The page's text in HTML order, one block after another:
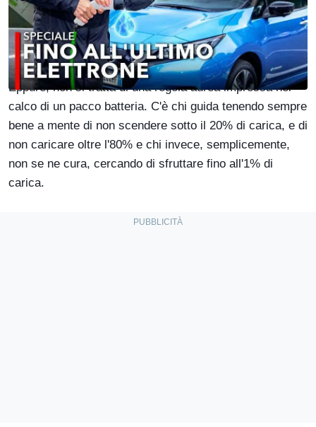
Aggiungi Motor1.com alle fonti
preferite su Google
E' vero, il mondodell'elettricoha portato ad un nuovo
modo di guidare, di consumare, e dunque di pianificare.
Eppure, non si tratta di una regola aurea impressa nel
calco di un pacco batteria. C'è chi guida tenendo sempre
bene a mente di non scendere sotto il 20% di carica, e di
non caricare oltre l'80% e chi invece, semplicemente,
non se ne cura, cercando di sfruttare fino all'1% di
carica.